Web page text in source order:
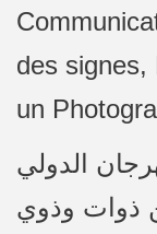
des signes,
un
الدولي
ذوات وذوي